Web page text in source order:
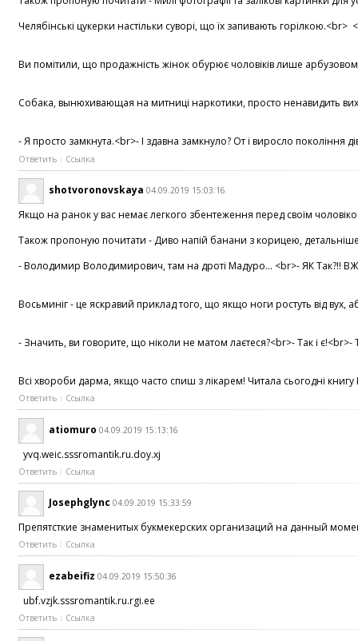
Челябінські цукерки настільки суворі, що їх запивають
Ви помітили, що продажність жінок обурює чоловіків лише
Собака, вынюхивающая на митниці наркотики, просто ненавидить
- Я просто замкнута.<br>- І здавна замкнуло? От і виросло
Ответить Ссылка
shotvoronovskaya 04.09.2019 15:03:16
Якщо на ранок у вас немає легкого збентеження перед своїм
Також пропоную почитати - Диво напій банани з корицею, детальніше
- Володимир Володимирович, там на дроті Мадуро... <br>- ЯК Так?!!
Восьминіг - це яскравий приклад того, що якщо ноги ростуть від
- Значить, ви говорите, що ніколи не матом лаєтеся?<br>- Так і
Всі хвороби дарма, якщо часто спиш з лікарем! Читала сьогодні
Ответить Ссылка
atiomuro 04.09.2019 15:13:16
yvq.weic.sssromantik.ru.doy.xj
Ответить Ссылка
Josephglync 04.09.2019 15:33:59
Препятсткие знаменитых букмекерских организаций на данный
Ответить Ссылка
ezabeifiz 04.09.2019 15:50:36
ubf.vzjk.sssromantik.ru.rgi.ee
Ответить Ссылка